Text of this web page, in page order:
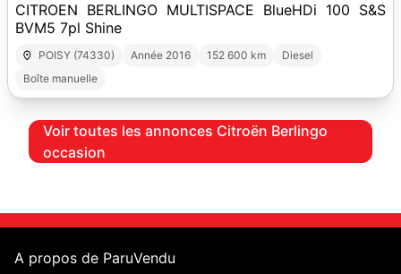
CITROEN BERLINGO MULTISPACE BlueHDi 100 S&S
BVM5 7pl Shine
POISY (74330) Année 2016 152 600 km
Diesel
Boîte manuelle
Voir toutes les annonces Citroën Berlingo
occasion
A propos de ParuVendu